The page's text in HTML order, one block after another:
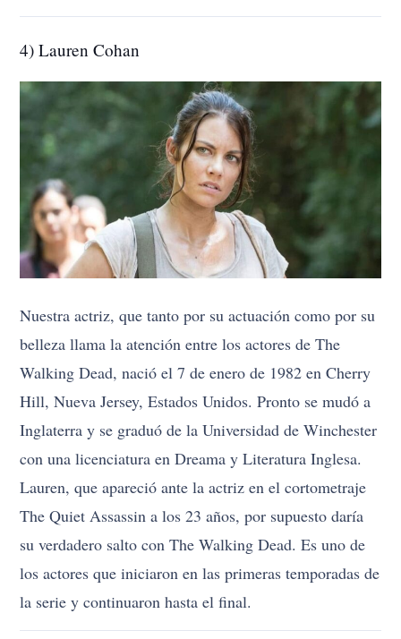
4) Lauren Cohan
Nuestra actriz, que tanto por su actuación como por su
belleza llama la atención entre los actores de The
Walking Dead, nació el 7 de enero de 1982 en Cherry
Hill, Nueva Jersey, Estados Unidos. Pronto se mudó a
Inglaterra y se graduó de la Universidad de Winchester
con una licenciatura en Dreama y Literatura Inglesa.
Lauren, que apareció ante la actriz en el cortometraje
The Quiet Assassin a los 23 años, por supuesto daría
su verdadero salto con The Walking Dead. Es uno de
los actores que iniciaron en las primeras temporadas de
la serie y continuaron hasta el final.